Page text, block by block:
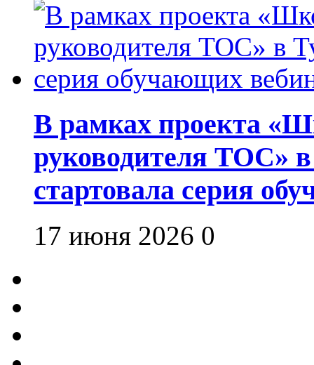
В рамках проекта
руководителя ТОС»
стартовала серия
17 июня 2026 0